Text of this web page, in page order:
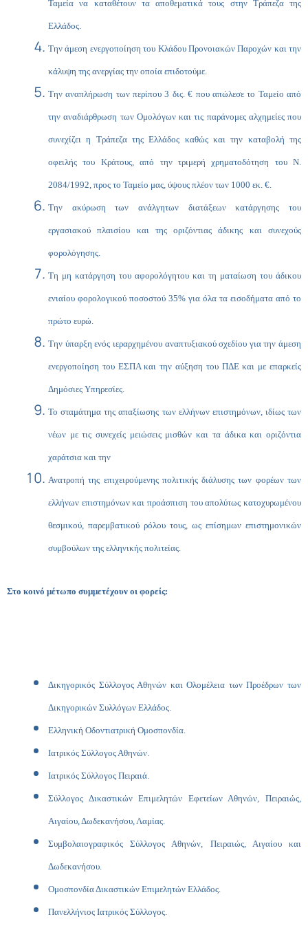
Ταμεία να καταθέτουν τα αποθεματικά τους στην Τράπεζα της
Ελλάδος.
Την άμεση ενεργοποίηση του Κλάδου Προνοιακών Παροχών και την
κάλυψη της ανεργίας την οποία επιδοτούμε.
Την αναπλήρωση των περίπου 3 δις. € που απώλεσε το Ταμείο από
την αναδιάρθρωση των Ομολόγων και τις παράνομες αλχημείες που
συνεχίζει η Τράπεζα της Ελλάδος καθώς και την καταβολή της
οφειλής του Κράτους, από την τριμερή χρηματοδότηση του Ν.
2084/1992, προς το Ταμείο μας, ύψους πλέον των 1000 εκ. €.
Την ακύρωση των ανάλγητων διατάξεων κατάργησης του
εργασιακού πλαισίου και της οριζόντιας άδικης και συνεχούς
φορολόγησης.
Τη μη κατάργηση του αφορολόγητου και τη ματαίωση του άδικου
ενιαίου φορολογικού ποσοστού 35% για όλα τα εισοδήματα από το
πρώτο ευρώ.
Την ύπαρξη ενός ιεραρχημένου αναπτυξιακού σχεδίου για την άμεση
ενεργοποίηση του ΕΣΠΑ και την αύξηση του ΠΔΕ και με επαρκείς
Δημόσιες Υπηρεσίες.
Το σταμάτημα της απαξίωσης των ελλήνων επιστημόνων, ιδίως των
νέων με τις συνεχείς μειώσεις μισθών και τα άδικα και οριζόντια
χαράτσια και την
Ανατροπή της επιχειρούμενης πολιτικής διάλυσης των φορέων των
ελλήνων επιστημόνων και προάσπιση του απολύτως κατοχυρωμένου
θεσμικού, παρεμβατικού ρόλου τους, ως επίσημων επιστημονικών
συμβούλων της ελληνικής πολιτείας.
Στο κοινό μέτωπο συμμετέχουν οι φορείς:
Δικηγορικός Σύλλογος Αθηνών και Ολομέλεια των Προέδρων των
Δικηγορικών Συλλόγων Ελλάδος.
Ελληνική Οδοντιατρική Ομοσπονδία.
Ιατρικός Σύλλογος Αθηνών.
Ιατρικός Σύλλογος Πειραιά.
Σύλλογος Δικαστικών Επιμελητών Εφετείων Αθηνών, Πειραιώς,
Αιγαίου, Δωδεκανήσου, Λαμίας.
Συμβολαιογραφικός Σύλλογος Αθηνών, Πειραιώς, Αιγαίου και
Δωδεκανήσου.
Ομοσπονδία Δικαστικών Επιμελητών Ελλάδος.
Πανελλήνιος Ιατρικός Σύλλογος.